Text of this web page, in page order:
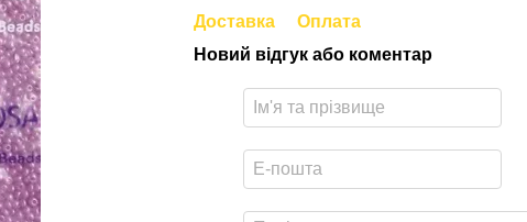
Доставка
Оплата
Новий відгук або коментар